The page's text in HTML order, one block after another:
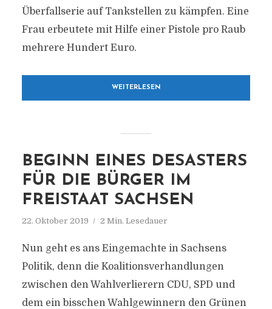
Überfallserie auf Tankstellen zu kämpfen. Eine
Frau erbeutete mit Hilfe einer Pistole pro Raub
mehrere Hundert Euro.
WEITERLESEN
BEGINN EINES DESASTERS
FÜR DIE BÜRGER IM
FREISTAAT SACHSEN
22. Oktober 2019 2 Min. Lesedauer
Nun geht es ans Eingemachte in Sachsens
Politik, denn die Koalitionsverhandlungen
zwischen den Wahlverlierern CDU, SPD und
dem ein bisschen Wahlgewinnern den Grünen